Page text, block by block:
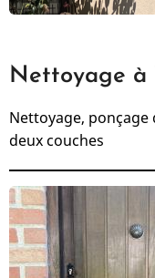
Nettoyage à
Nettoyage, ponçage
deux couches